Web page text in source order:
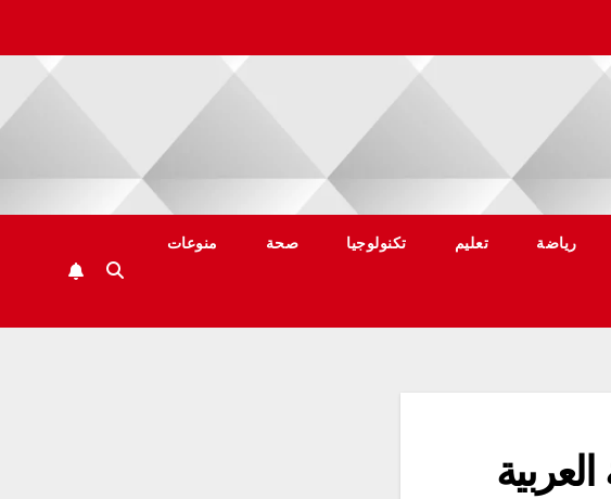
رياضة تعليم تكنولوجيا صحة منوعات
العربية